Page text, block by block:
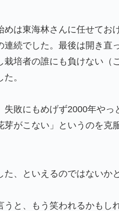
は東海林さんに任せてお
続でした。最後は開き直
培者の誰にも負けない（
。
敗にもめげず2000年やっ
芽がこない」というのを克
、といえるのではないか
うと、もう笑われるかもし